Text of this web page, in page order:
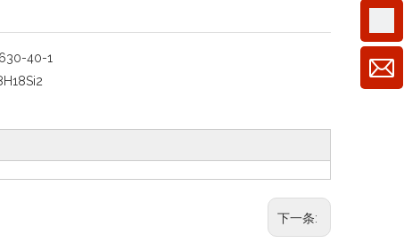
40-1
下一条: